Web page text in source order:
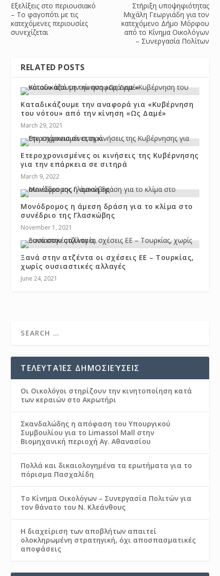
Εξελίξεις στο περιουσιακό
– Το φαγοπότι με τις
κατεχόμενες περιουσίες
συνεχίζεται
Στήριξη υποψηφιότητας
Μιχάλη Γεωργιάδη για τον
κατεχόμενο Δήμο Μόρφου
από το Κίνημα Οικολόγων
– Συνεργασία Πολίτων
RELATED POSTS
Καταδικάζουμε την αναφορά για «Κυβέρνηση
του νότου» από την κίνηση «Ως Δαμέ»
March 29, 2021
Ετεροχρονισμένες οι κινήσεις της Κυβέρνησης
για την επάρκεια σε σιτηρά
March 9, 2022
Μονόδρομος η άμεση δράση για το κλίμα στο
συνέδριο της Γλασκώβης
November 1, 2021
Ξανά στην ατζέντα οι σχέσεις ΕΕ – Τουρκίας,
χωρίς ουσιαστικές αλλαγές
June 24, 2021
ΤΕΛΕΥΤΑΊΕΣ ΔΗΜΟΣΙΕΎΣΕΙΣ
Οι Οικολόγοι στηρίζουν την κινητοποίηση κατά
των κεραιών στο Ακρωτήρι
Σκανδαλώδης η απόφαση του Υπουργικού
Συμβουλίου για το Limassol Mall στην
Βιομηχανική περιοχή Αγ. Αθανασίου
Πολλά και δικαιολογημένα τα ερωτήματα για το
πόρισμα Πασχαλίδη
Το Κίνημα Οικολόγων – Συνεργασία Πολιτών για
τον θάνατο του Ν. Κλεάνθους
Η διαχείριση των αποβλήτων απαιτεί
ολοκληρωμένη στρατηγική, όχι αποσπασματικές
αποφάσεις